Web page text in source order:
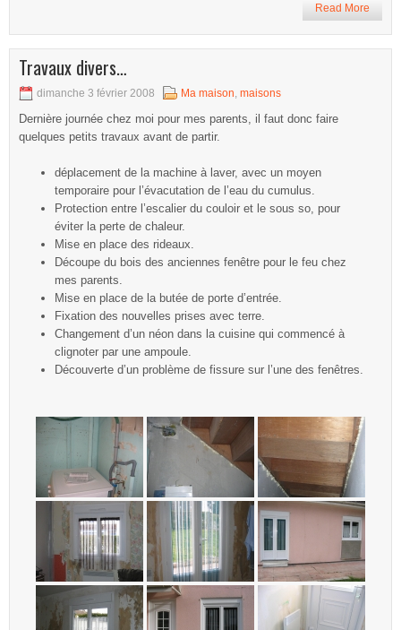
Read More
Travaux divers…
dimanche 3 février 2008 Ma maison, maisons
Dernière journée chez moi pour mes parents, il faut donc faire
quelques petits travaux avant de partir.
déplacement de la machine à laver, avec un moyen
temporaire pour l’évacutation de l’eau du cumulus.
Protection entre l’escalier du couloir et le sous so, pour
éviter la perte de chaleur.
Mise en place des rideaux.
Découpe du bois des anciennes fenêtre pour le feu chez
mes parents.
Mise en place de la butée de porte d’entrée.
Fixation des nouvelles prises avec terre.
Changement d’un néon dans la cuisine qui commencé à
clignoter par une ampoule.
Découverte d’un problème de fissure sur l’une des fenêtres.